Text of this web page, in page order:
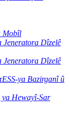
Mobîl
Jeneratora Dîzelê
Jeneratora Dîzelê
ESS-ya Bazirganî û
Hewayî-Sar